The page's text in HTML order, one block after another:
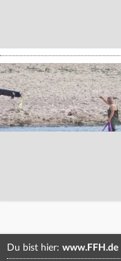
Du bist hier: www.FFH.de